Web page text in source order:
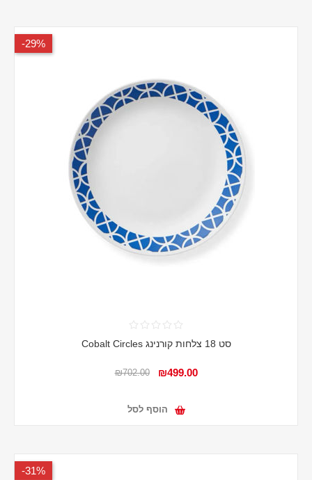
29%-
סט 18 צלחות קורנינג Cobalt Circles
₪499.00
₪702.00
הוסף לסל
31%-